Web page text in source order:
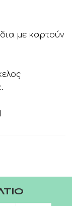
με καρτούν